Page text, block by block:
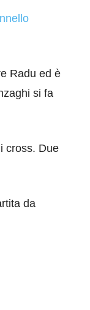
Radu ed è
si fa
cross. Due
da